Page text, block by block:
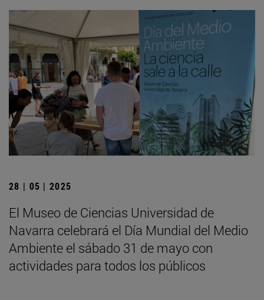
28 | 05 | 2025
El Museo de Ciencias Universidad de
Navarra celebrará el Día Mundial del Medio
Ambiente el sábado 31 de mayo con
actividades para todos los públicos